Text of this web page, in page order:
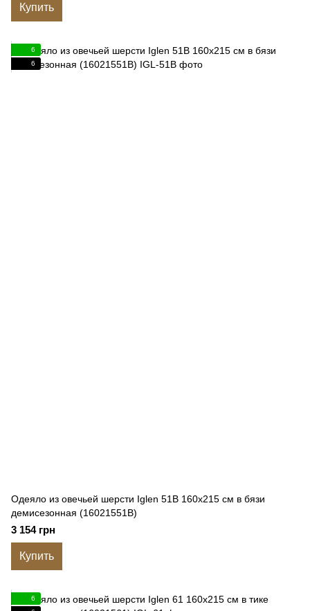
Купить
6
6
Одеяло из овечьей шерсти Iglen 51B 160x215 см в бязи
демисезонная (16021551B)
3 154 грн
Купить
6